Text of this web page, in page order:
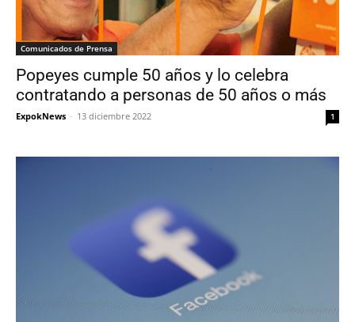
Comunicados de Prensa
Popeyes cumple 50 años y lo celebra
contratando a personas de 50 años o más
ExpokNews - 13 diciembre 2022 1